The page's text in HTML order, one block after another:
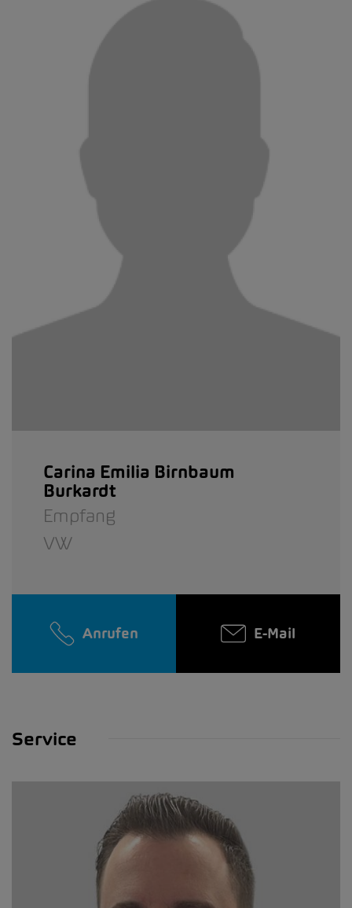
Carina Emilia Birnbaum
Burkardt
Empfang
VW
Anrufen E-Mail
Service